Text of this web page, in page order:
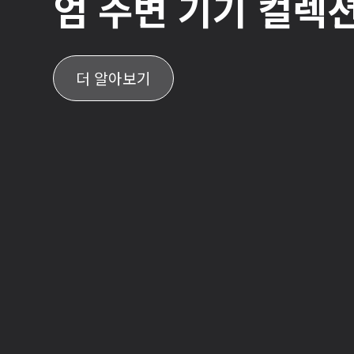
더 알아보기